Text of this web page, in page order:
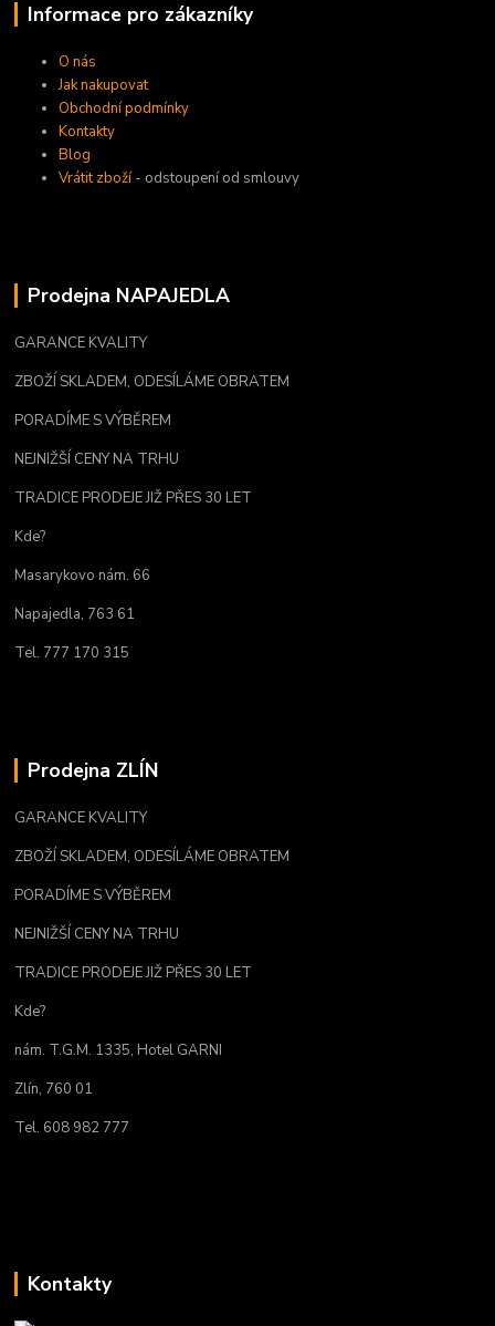
Informace pro zákazníky
O nás
Jak nakupovat
Obchodní podmínky
Kontakty
Blog
Vrátit zboží- odstoupení od smlouvy
Prodejna NAPAJEDLA
GARANCE KVALITY
ZBOŽÍ SKLADEM, ODESÍLÁME OBRATEM
PORADÍME S VÝBĚREM
NEJNIŽŠÍ CENY NA TRHU
TRADICE PRODEJE JIŽ PŘES 30 LET
Kde?
Masarykovo nám. 66
Napajedla, 763 61
Tel. 777 170 315
Prodejna ZLÍN
GARANCE KVALITY
ZBOŽÍ SKLADEM, ODESÍLÁME OBRATEM
PORADÍME S VÝBĚREM
NEJNIŽŠÍ CENY NA TRHU
TRADICE PRODEJE JIŽ PŘES 30 LET
Kde?
nám. T.G.M. 1335, Hotel GARNI
Zlín, 760 01
Tel. 608 982 777
Kontakty